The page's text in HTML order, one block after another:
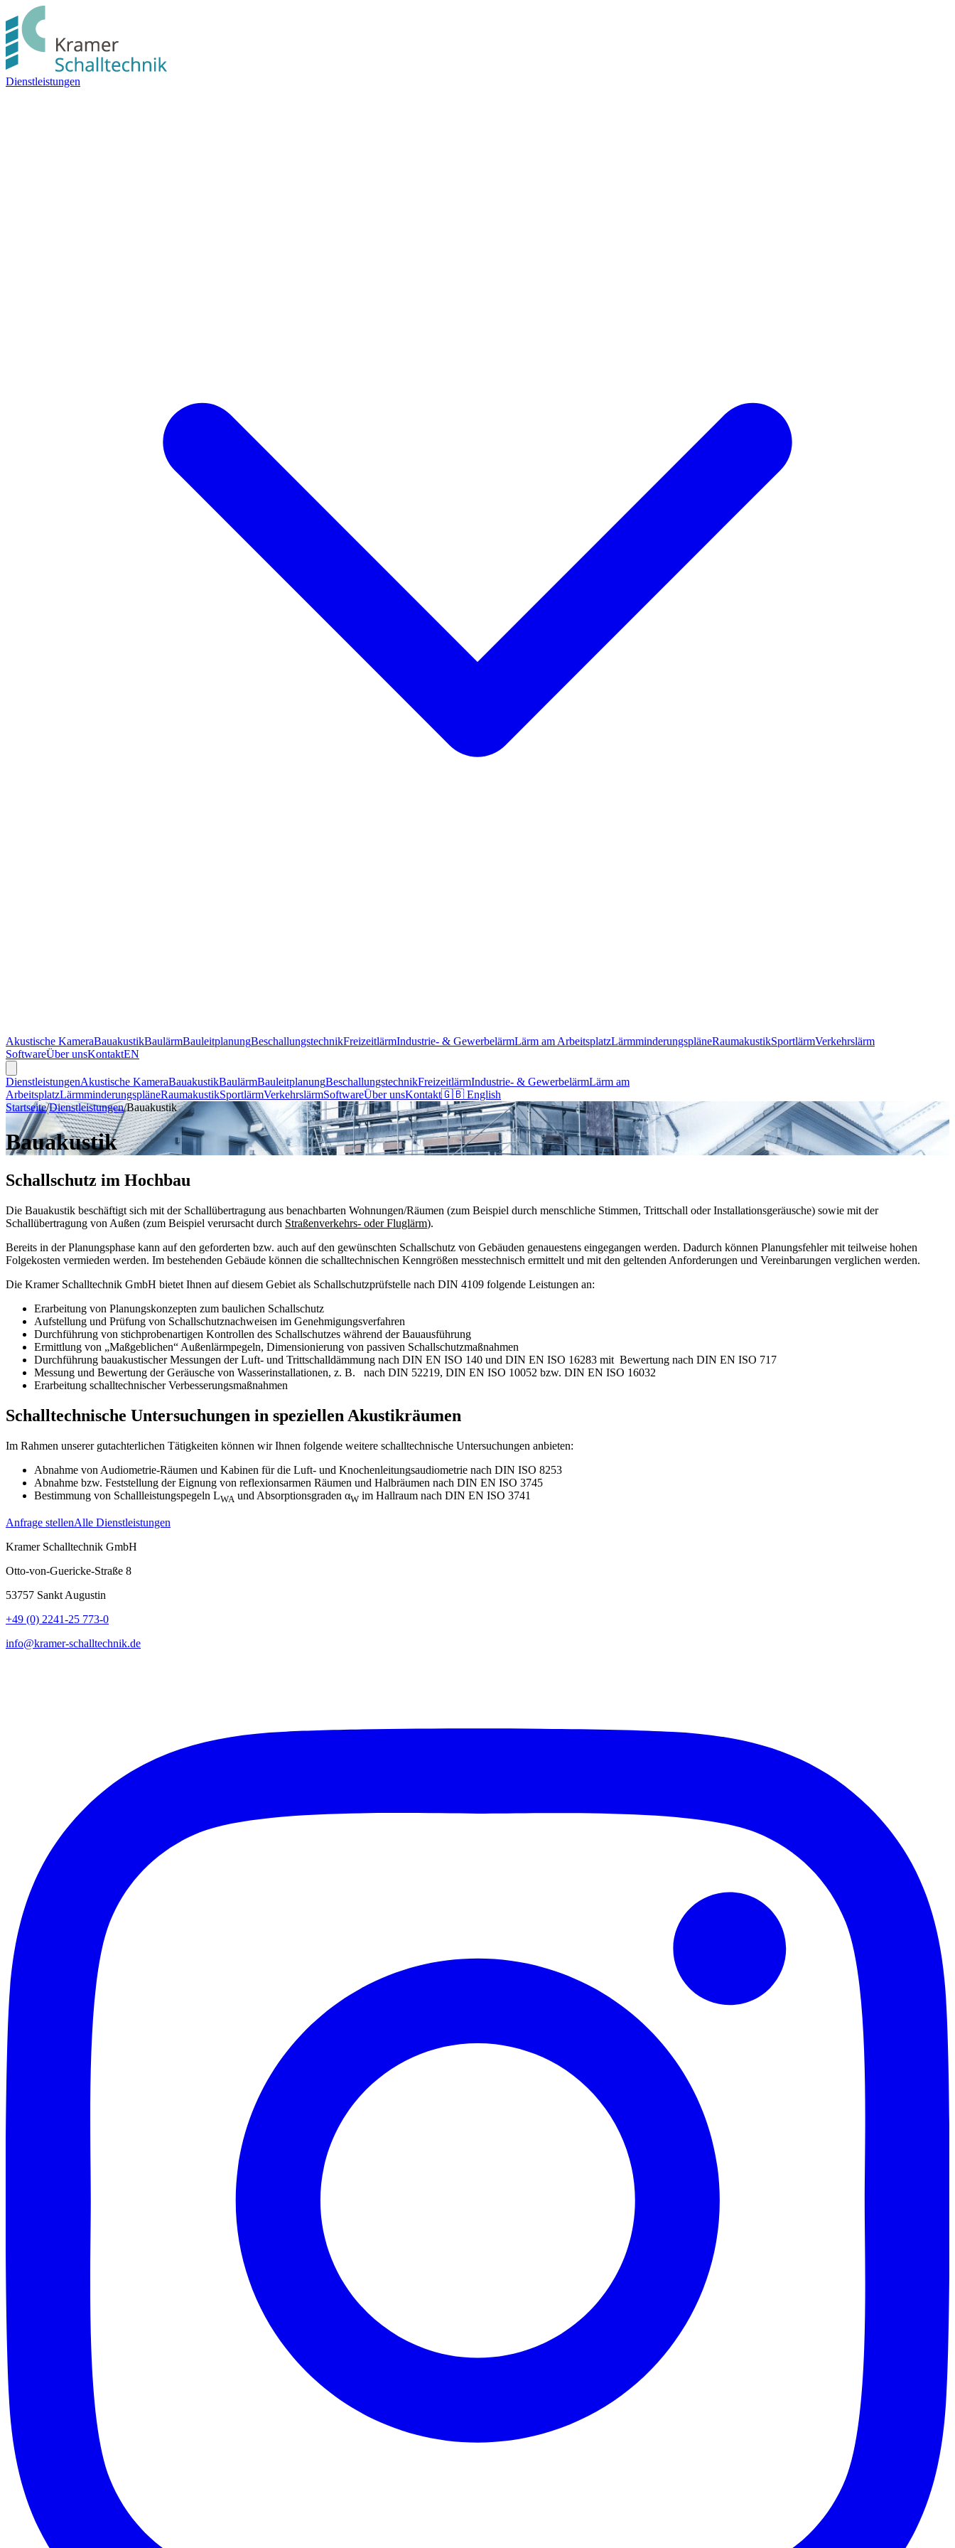
Dienstleistungen
Akustische KameraBauakustikBaulärmBauleitplanungBeschallungstechnikFreizeitlärmIndustrie- & GewerbelärmLärm am ArbeitsplatzLärmminderungspläneRaumakustikSportlärmVerkehrslärm
SoftwareÜber unsKontaktEN
DienstleistungenAkustische KameraBauakustikBaulärmBauleitplanungBeschallungstechnikFreizeitlärmIndustrie- & GewerbelärmLärm am
ArbeitsplatzLärmminderungspläneRaumakustikSportlärmVerkehrslärmSoftwareÜber unsKontakt🇬🇧 English
Startseite/Dienstleistungen/Bauakustik
Bauakustik
Schallschutz im Hochbau
Die Bauakustik beschäftigt sich mit der Schallübertragung aus benachbarten Wohnungen/Räumen (zum Beispiel durch menschliche Stimmen, Trittschall oder Installationsgeräusche) sowie mit der
Schallübertragung von Außen (zum Beispiel verursacht durch Straßenverkehrs- oder Fluglärm).
Bereits in der Planungsphase kann auf den geforderten bzw. auch auf den gewünschten Schallschutz von Gebäuden genauestens eingegangen werden. Dadurch können Planungsfehler mit teilweise hohen
Folgekosten vermieden werden. Im bestehenden Gebäude können die schalltechnischen Kenngrößen messtechnisch ermittelt und mit den geltenden Anforderungen und Vereinbarungen verglichen werden.
Die Kramer Schalltechnik GmbH bietet Ihnen auf diesem Gebiet als Schallschutzprüfstelle nach DIN 4109 folgende Leistungen an:
Erarbeitung von Planungskonzepten zum baulichen Schallschutz
Aufstellung und Prüfung von Schallschutznachweisen im Genehmigungsverfahren
Durchführung von stichprobenartigen Kontrollen des Schallschutzes während der Bauausführung
Ermittlung von „Maßgeblichen“ Außenlärmpegeln, Dimensionierung von passiven Schallschutzmaßnahmen
Durchführung bauakustischer Messungen der Luft- und Trittschalldämmung nach DIN EN ISO 140 und DIN EN ISO 16283 mit Bewertung nach DIN EN ISO 717
Messung und Bewertung der Geräusche von Wasserinstallationen, z. B. nach DIN 52219, DIN EN ISO 10052 bzw. DIN EN ISO 16032
Erarbeitung schalltechnischer Verbesserungsmaßnahmen
Schalltechnische Untersuchungen in speziellen Akustikräumen
Im Rahmen unserer gutachterlichen Tätigkeiten können wir Ihnen folgende weitere schalltechnische Untersuchungen anbieten:
Abnahme von Audiometrie-Räumen und Kabinen für die Luft- und Knochenleitungsaudiometrie nach DIN ISO 8253
Abnahme bzw. Feststellung der Eignung von reflexionsarmen Räumen und Halbräumen nach DIN EN ISO 3745
Bestimmung von Schallleistungspegeln LWA und Absorptionsgraden αW im Hallraum nach DIN EN ISO 3741
Anfrage stellenAlle Dienstleistungen
Kramer Schalltechnik GmbH
Otto-von-Guericke-Straße 8
53757 Sankt Augustin
+49 (0) 2241-25 773-0
info@kramer-schalltechnik.de